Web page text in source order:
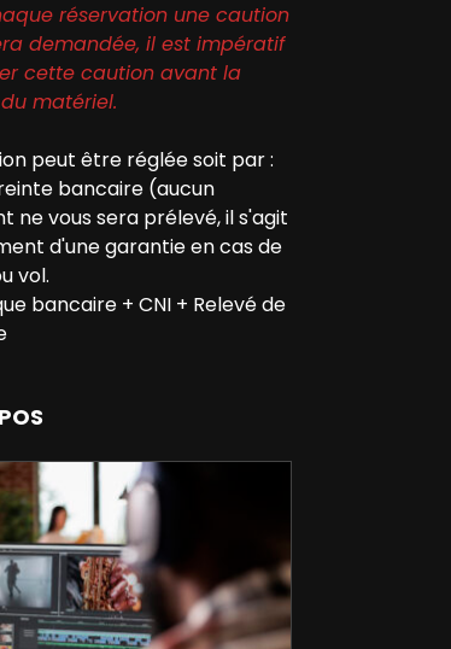
réservation une caution
demandée, il est impératif
cette caution avant la
matériel.
peut être réglée soit par :
bancaire (aucun
ne vous sera prélevé, il s'agit
d'une garantie en cas de
vol.
bancaire + CNI + Relevé de